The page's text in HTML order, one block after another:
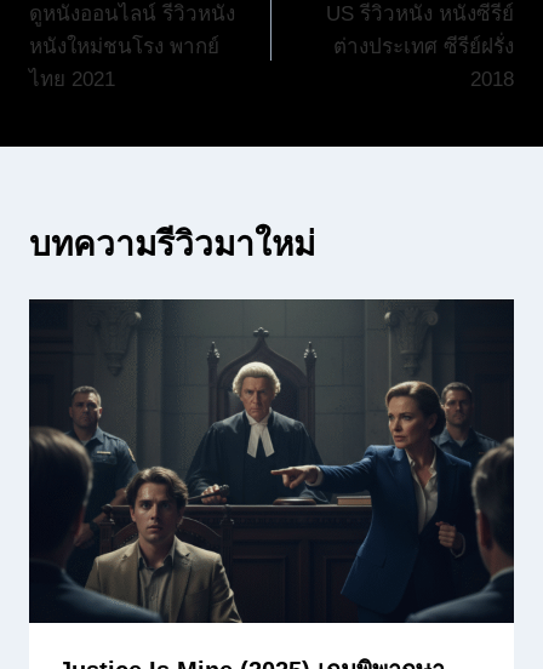
เรื่อง
ดูหนังออนไลน์ รีวิวหนัง
หนังใหม่ชนโรง พากย์
ไทย 2021
US รีวิวหนัง หนังซีรีย์
ต่างประเทศ ซีรีย์ฝรั่ง
2018
บทความรีวิวมาใหม่